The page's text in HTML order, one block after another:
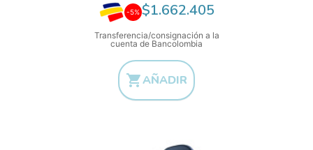
-5% $1.662.405
Transferencia/consignación a la
cuenta de Bancolombia
AÑADIR